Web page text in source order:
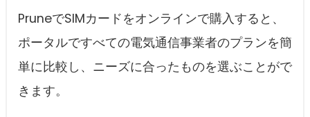
PruneでSIMカードをオンラインで購入すると、
ポータルですべての電気通信事業者のプランを簡
単に比較し、ニーズに合ったものを選ぶことがで
きます。